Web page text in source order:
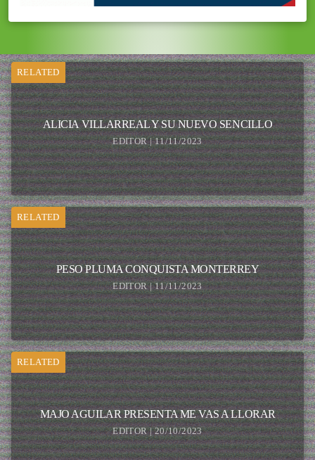
RELATED
ALICIA VILLARREAL Y SU NUEVO SENCILLO
EDITOR | 11/11/2023
RELATED
PESO PLUMA CONQUISTA MONTERREY
EDITOR | 11/11/2023
RELATED
MAJO AGUILAR PRESENTA ME VAS A LLORAR
EDITOR | 20/10/2023